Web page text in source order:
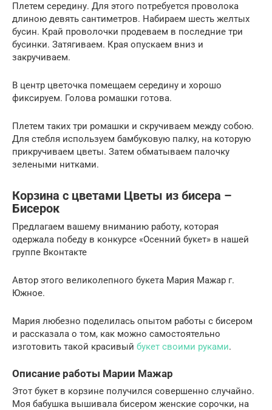
Плетем середину. Для этого потребуется проволока
длиною девять сантиметров. Набираем шесть желтых
бусин. Край проволочки продеваем в последние три
бусинки. Затягиваем. Края опускаем вниз и
закручиваем.
В центр цветочка помещаем середину и хорошо
фиксируем. Голова ромашки готова.
Плетем таких три ромашки и скручиваем между собою.
Для стебля используем бамбуковую палку, на которую
прикручиваем цветы. Затем обматываем палочку
зелеными нитками.
Корзина с цветами Цветы из бисера –
Бисерок
Предлагаем вашему вниманию работу, которая
одержала победу в конкурсе «Осенний букет» в нашей
группе Вконтакте
Автор этого великолепного букета Мария Мажар г.
Южное.
Мария любезно поделилась опытом работы с бисером
и рассказала о том, как можно самостоятельно
изготовить такой красивый букет своими руками.
Описание работы Марии Мажар
Этот букет в корзине получился совершенно случайно.
Моя бабушка вышивала бисером женские сорочки, на